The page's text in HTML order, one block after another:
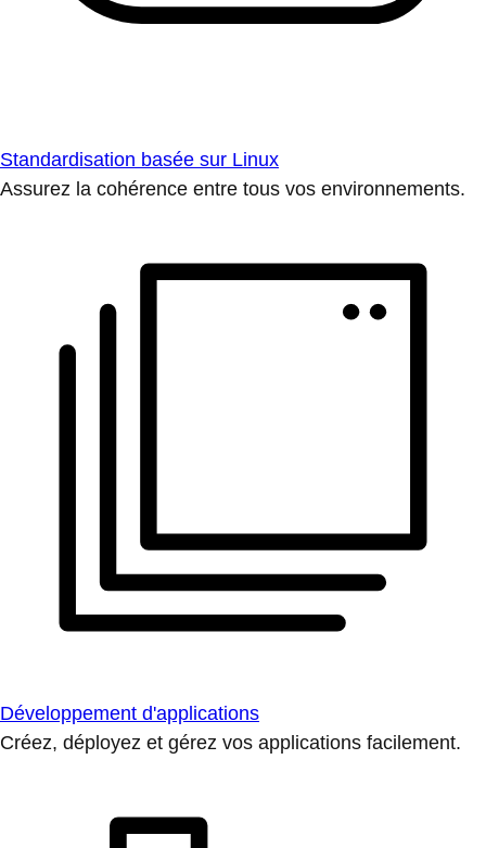
Standardisation basée sur Linux
Assurez la cohérence entre tous vos environnements.
Développement d'applications
Créez, déployez et gérez vos applications facilement.